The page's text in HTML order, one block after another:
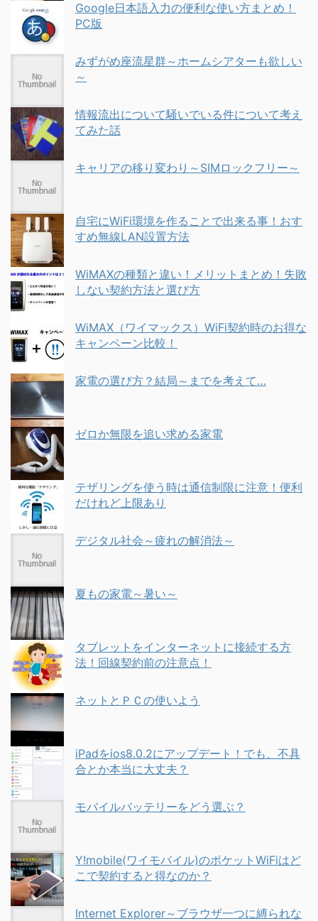
Google日本語入力の便利な使い方まとめ！
PC版
みずがめ座流星群～ホームシアターも欲しい
～
情報流出について騒いでいる件について考え
てみた話
キャリアの移り変わり～SIMロックフリー～
自宅にWiFi環境を作ることで出来る事！おす
すめ無線LAN設置方法
WiMAXの種類と違い！メリットまとめ！失敗
しない契約方法と選び方
WiMAX（ワイマックス）WiFi契約時のお得な
キャンペーン比較！
家電の選び方？結局～までを考えて…
ゼロか無限を追い求める家電
テザリングを使う時は通信制限に注意！便利
だけれど上限あり
デジタル社会～疲れの解消法～
夏もの家電～暑い～
タブレットをインターネットに接続する方
法！回線契約前の注意点！
ネットとＰＣの使いよう
iPadをios8.0.2にアップデート！でも、不具
合とか本当に大丈夫？
モバイルバッテリーをどう選ぶ？
Y!mobile(ワイモバイル)のポケットWiFiはど
こで契約すると得なのか？
Internet Explorer～ブラウザ一つに縛られな